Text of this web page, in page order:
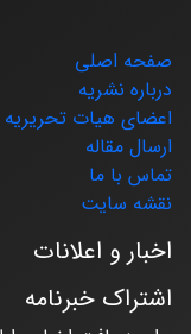
صفحه اصلی
درباره نشریه
اعضای هیات تحریریه
ارسال مقاله
تماس با ما
نقشه سایت
اخبار و اعلانات
اشتراک خبرنامه